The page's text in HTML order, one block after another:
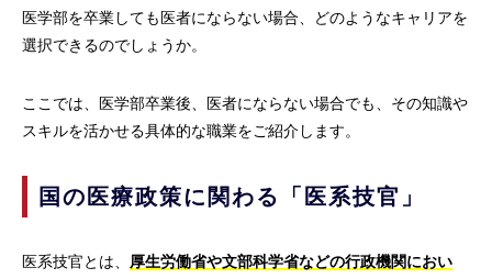
医学部を卒業しても医者にならない場合、どのようなキャリアを
選択できるのでしょうか。
ここでは、医学部卒業後、医者にならない場合でも、その知識や
スキルを活かせる具体的な職業をご紹介します。
国の医療政策に関わる「医系技官」
医系技官とは、 厚生労働省や文部科学省などの行政機関におい